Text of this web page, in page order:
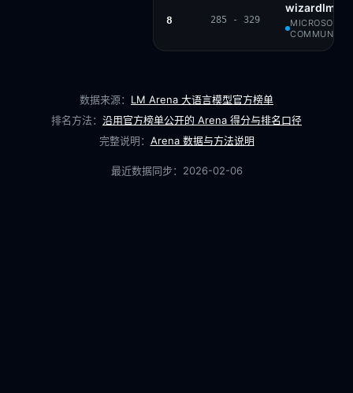
8 285 - 329
wizardlm-
MICROSOFT
COMMUNITY
数据来源： LM Arena 大语言模型官方榜单
排名方法： 沿用官方榜单公开的 Arena 得分与排名口径
完整说明： Arena 数据与方法说明
最近数据同步： 2026-02-06